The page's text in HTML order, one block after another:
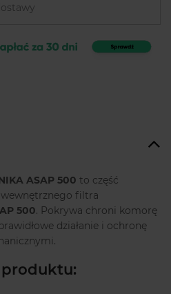
ASAP 500 to część
filtra
500. Pokrywa chroni komorę
działanie i ochronę